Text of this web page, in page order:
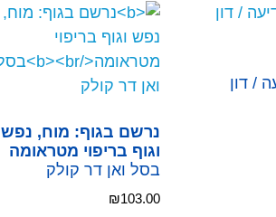
/ דון
נרשם בגוף: מוח, נפש
וגוף בריפוי מטראומה
בסל ואן דר קולק
₪103.00